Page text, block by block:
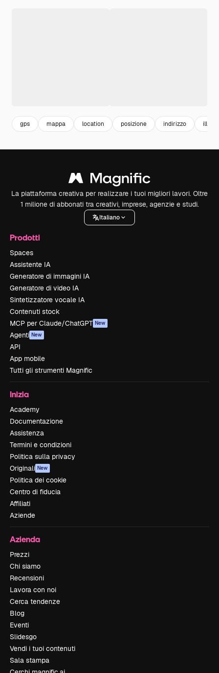
gps mappa location posizione indirizzo
La piattaforma creativa per realizzare i tuoi migliori lavori. Oltre
1 milione di abbonati tra creativi, imprese, agenzie e studi.
Italiano
Prodotti
Spaces
Assistente IA
Generatore di immagini IA
Generatore di video IA
Sintetizzatore vocale IA
Contenuti stock
MCP per Claude/ChatGPT New
Agenti New
API
App mobile
Tutti gli strumenti Magnific
Inizia
Academy
Documentazione
Assistenza
Termini e condizioni
Politica sulla privacy
Originali New
Politica dei cookie
Centro di fiducia
Affiliati
Aziende
Azienda
Prezzi
Chi siamo
Recensioni
Lavora con noi
Cerca tendenze
Blog
Eventi
Slidesgo
Vendi i tuoi contenuti
Sala stampa